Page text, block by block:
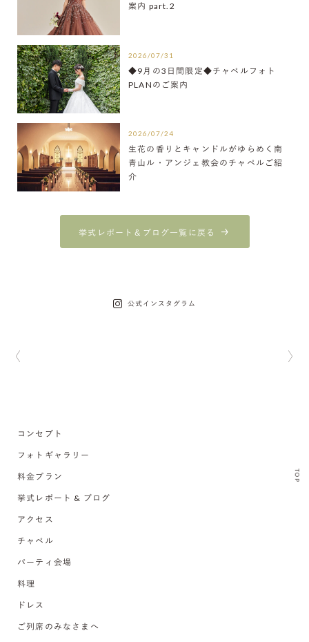
案内 part.2
2026/07/31
◆9月の3日間限定◆チャペルフォト
PLANのご案内
2026/07/24
生花の香りとキャンドルがゆらめく南
青山ル・アンジェ教会のチャペルご紹
介
挙式レポート＆ブログ一覧に戻る
公式インスタグラム
TOP
コンセプト
フォトギャラリー
料金プラン
挙式レポート & ブログ
アクセス
チャペル
パーティ会場
料理
ドレス
ご列席のみなさまへ